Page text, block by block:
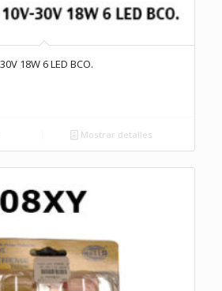
18W 6 LED BCO.
Mostrar detalles